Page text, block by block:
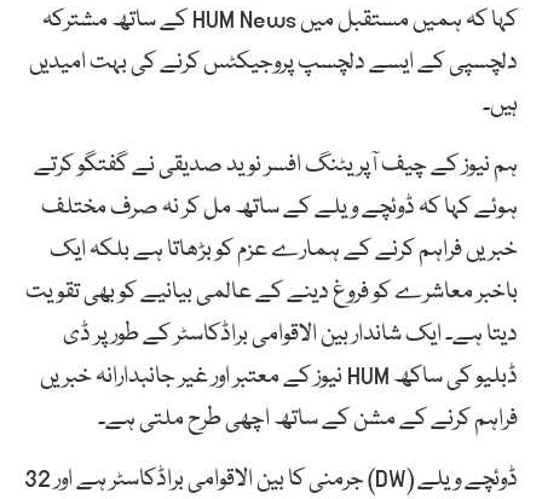
کہا کہ ہمیں مستقبل میں HUM News کے ساتھ مشترکہ
دلچسپی کے ایسے دلچسپ پروجیکٹس کرنے کی بہت امیدیں
ہیں۔
ہم نیوز کے چیف آپریٹنگ افسر نوید صدیقی نے گفتگو کرتے
ہوئے کہا کہ ڈوئچے ویلے کے ساتھ مل کر نہ صرف مختلف
خبریں فراہم کرنے کے ہمارے عزم کو بڑھاتا ہے بلکہ ایک
باخبر معاشرے کو فروغ دینے کے عالمی بیانیے کو بھی تقویت
دیتا ہے۔ ایک شاندار بین الاقوامی براڈکاسٹر کے طور پر ڈی
ڈبلیو کی ساکھ HUM نیوز کے معتبر اور غیر جانبدارانہ خبریں
فراہم کرنے کے مشن کے ساتھ اچھی طرح ملتی ہے۔
ڈوئچے ویلے (DW) جرمنی کا بین الاقوامی براڈکاسٹر ہے اور 32